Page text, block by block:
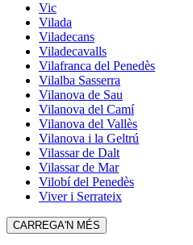
Vic
Vilada
Viladecans
Viladecavalls
Vilafranca del Penedès
Vilalba Sasserra
Vilanova de Sau
Vilanova del Camí
Vilanova del Vallès
Vilanova i la Geltrú
Vilassar de Dalt
Vilassar de Mar
Vilobí del Penedès
Viver i Serrateix
CARREGA'N MÉS